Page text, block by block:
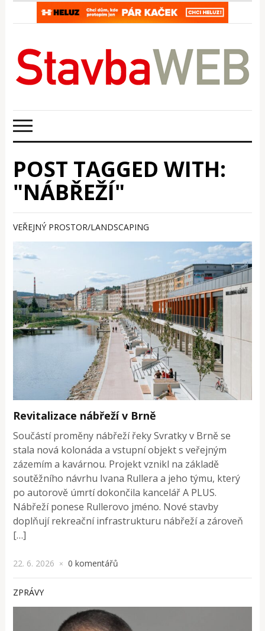
POST TAGGED WITH:
"NÁBŘEŽÍ"
VEŘEJNÝ PROSTOR/LANDSCAPING
Revitalizace nábřeží v Brně
Součástí proměny nábřeží řeky Svratky v Brně se
stala nová kolonáda a vstupní objekt s veřejným
zázemím a kavárnou. Projekt vznikl na základě
soutěžního návrhu Ivana Rullera a jeho týmu, který
po autorově úmrtí dokončila kancelář A PLUS.
Nábřeží ponese Rullerovo jméno. Nové stavby
doplňují rekreační infrastrukturu nábřeží a zároveň
[…]
22. 6. 2026 × 0 komentářů
ZPRÁVY